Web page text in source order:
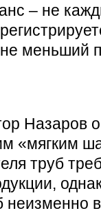
– не
меньший
Назаров
«мягким
труб
неизменно